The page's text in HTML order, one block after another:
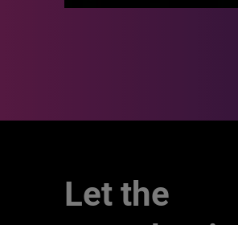
Let the